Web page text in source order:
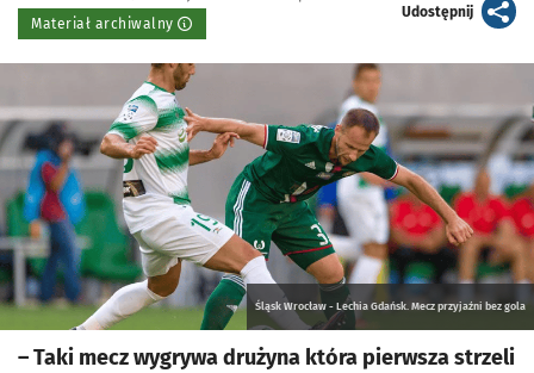
Materiał archiwalny
Udostępnijartykuł
Kliknij, aby powiększyć
Śląsk Wrocław - Lechia Gdańsk. Mecz przyjaźni bez gola
– Taki mecz wygrywa drużyna która pierwsza strzeli